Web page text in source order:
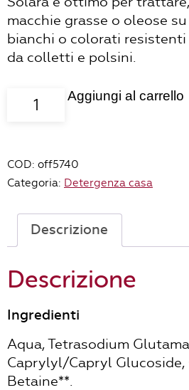
macchie grasse o oleose
bianchi o colorati
da colletti e polsini.
Sgrassatore
universale
-
750ml
Aggiungi al carrello
COD: off5740
Categoria: Detergenza casa
Descrizione
Descrizione
Ingredienti
Aqua, Tetrasodium
Caprylyl/Capryl
Betaine**.